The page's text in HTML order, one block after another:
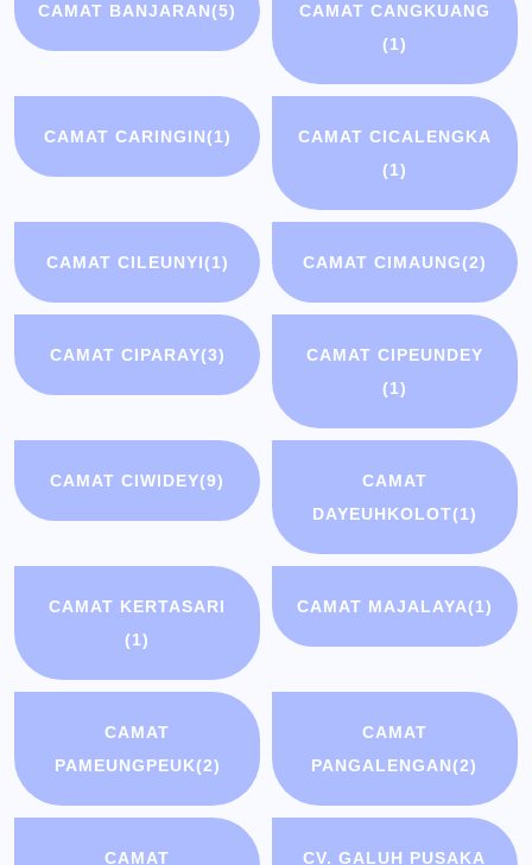
CAMAT BANJARAN(5)
CAMAT CANGKUANG
(1)
CAMAT CARINGIN(1)
CAMAT CICALENGKA
(1)
CAMAT CILEUNYI(1) CAMAT CIMAUNG(2)
CAMAT CIPARAY(3)
CAMAT CIPEUNDEY
(1)
CAMAT CIWIDEY(9)
CAMAT
DAYEUHKOLOT(1)
CAMAT KERTASARI
(1)
CAMAT MAJALAYA(1)
CAMAT
PAMEUNGPEUK(2)
CAMAT
PANGALENGAN(2)
CAMAT
CV. GALUH PUSAKA